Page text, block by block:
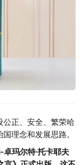
正、安全、繁荣哈
理念和发展思路。
玛尔特·托卡耶夫